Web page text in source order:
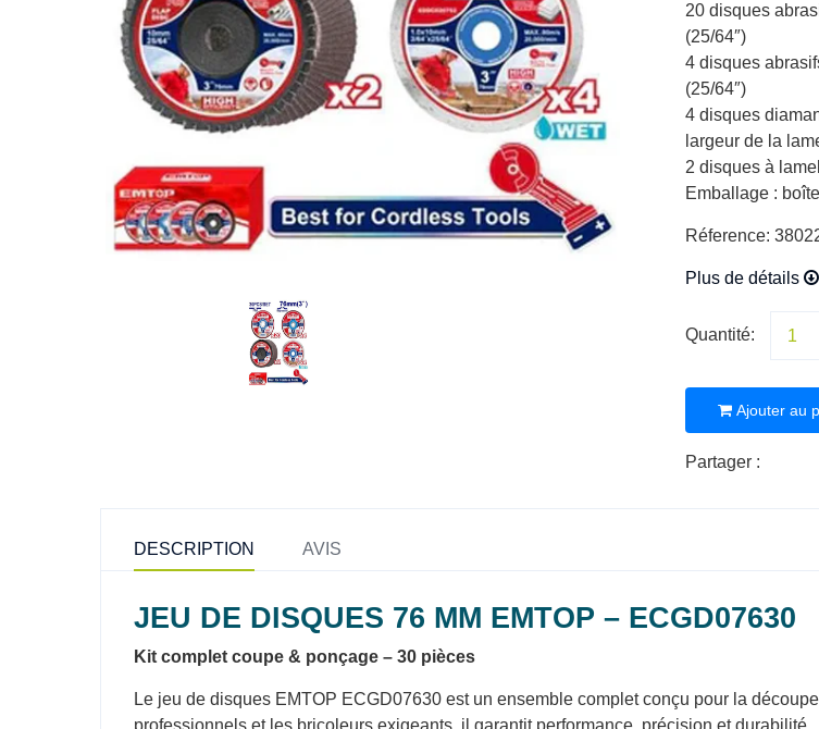
20 disques
(25/64″)
4 disques
(25/64″)
4 disques
largeur de la
2 disques à
Emballage :
Réference:
Plus de détails
Quantité:
Ajouter au
Partager :
DESCRIPTION AVIS
JEU DE DISQUES 76 MM EMTOP – ECGD07630
Kit complet coupe & ponçage – 30 pièces
Le jeu de disques EMTOP ECGD07630 est un ensemble complet conçu pour la
professionnels et les bricoleurs exigeants, il garantit performance, précision et durabilité.